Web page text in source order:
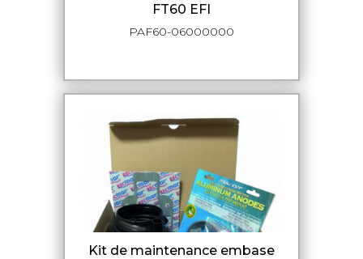
FT60 EFI
PAF60-06000000
kit de maintenance embase